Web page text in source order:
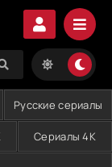
Русские сериалы
Сериалы 4K